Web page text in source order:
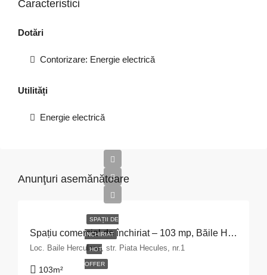
Caracteristici
Dotări
Contorizare: Energie electrică
Utilități
Energie electrică
Anunţuri asemănătoare
SPAȚII DE
ÎNCHIRIAT
HOT
OFFER
Spațiu comercial de închiriat – 103 mp, Băile Herculane
Loc. Baile Herculane, str. Piata Hecules, nr.1
103m²